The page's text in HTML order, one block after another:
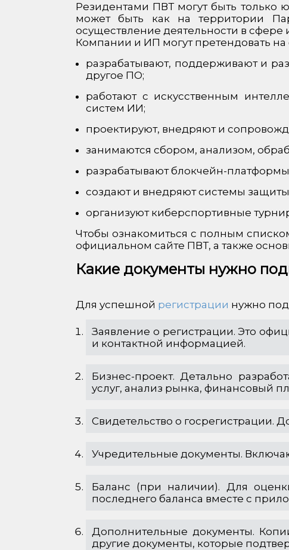
Резидентами ПВТ могут быть
может быть как на территории
осуществление деятельности в
Компании и ИП могут претендовать на
разрабатывают, поддерживают и
другое ПО;
работают с искусственным
систем ИИ;
проектируют, внедряют и
занимаются сбором, анализом,
разрабатывают блокчейн-
создают и внедряют системы
организуют киберспортивные
Чтобы ознакомиться с полным
официальном сайте ПВТ, а также
Какие документы нужно
Для успешной регистрации нужно
Заявление о регистрации. Это
и контактной информацией.
Бизнес-проект. Детально
услуг, анализ рынка, финансовый
Свидетельство о госрегистрации.
Учредительные документы.
Баланс (при наличии). Для
последнего баланса вместе с
Дополнительные документы.
другие документы, которые